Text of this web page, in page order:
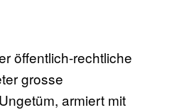
öffentlich-rechtliche
grosse
armiert mit